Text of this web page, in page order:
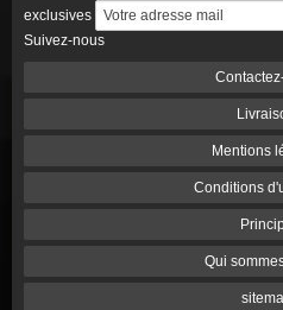
exclusives
Suivez-nous
Mentions
Conditions
Qui